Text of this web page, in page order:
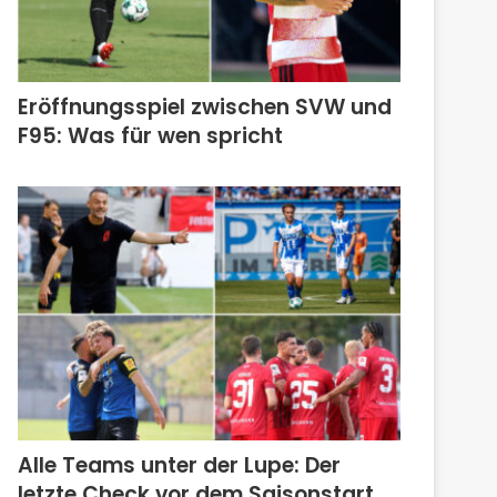
Eröffnungsspiel zwischen SVW und
F95: Was für wen spricht
Alle Teams unter der Lupe: Der